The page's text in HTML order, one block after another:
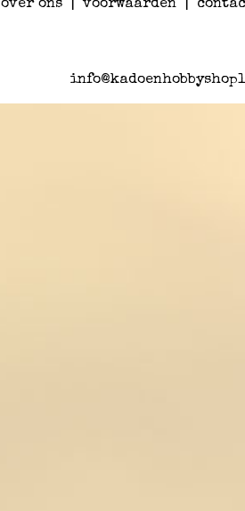
over ons voorwaarden